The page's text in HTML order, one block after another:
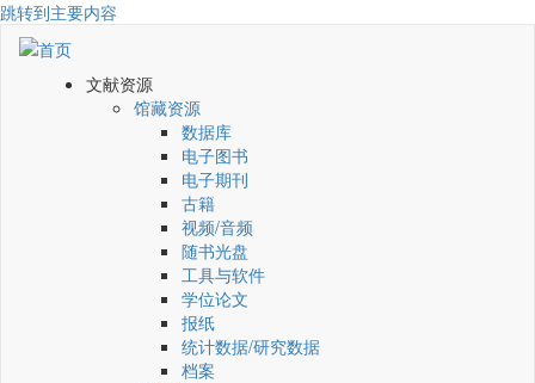
跳转到主要内容
文献资源
馆藏资源
数据库
电子图书
电子期刊
古籍
视频/音频
随书光盘
工具与软件
学位论文
报纸
统计数据/研究数据
档案